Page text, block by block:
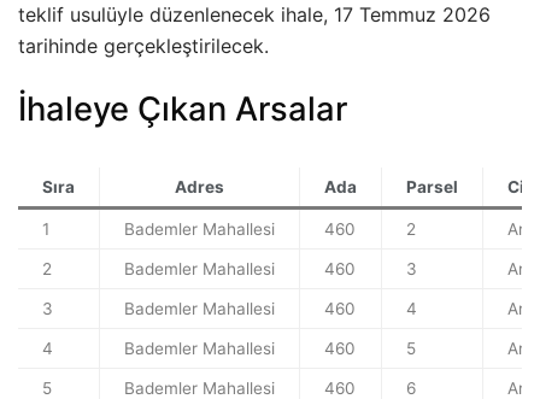
teklif usulüyle düzenlenecek ihale, 17 Temmuz 2026
tarihinde gerçekleştirilecek.
İhaleye Çıkan Arsalar
Sıra Adres Ada Parsel
1 Bademler Mahallesi 460 2
2 Bademler Mahallesi 460 3
3 Bademler Mahallesi 460 4
4 Bademler Mahallesi 460 5
5 Bademler Mahallesi 460 6